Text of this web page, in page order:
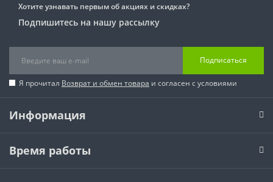
Хотите узнавать первым об акциях и скидках?
Подпишитесь на нашу рассылку
Подписаться
Я прочитал Возврат и обмен товара и согласен с условиями
Информация
Время работы